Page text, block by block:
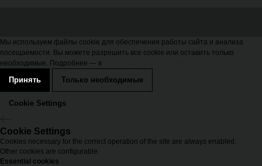
Мы используем файлы cookie для обеспечения работы сайта и анализа
посещаемости. Вы можете разрешить все cookie или оставить только
необходимые. Подробнее — в
Принять Только необходимые
Cookie Settings
Cookie Settings
Cookies necessary for the correct operation of the site are always enabled.
Other cookies are configurable.
Essential cookies